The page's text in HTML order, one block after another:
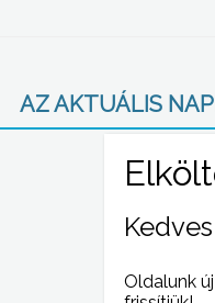
AZ AKTUÁLIS
Oldalunk